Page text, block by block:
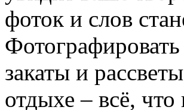
фоток и слов
закаты и
отдыхе – всё,